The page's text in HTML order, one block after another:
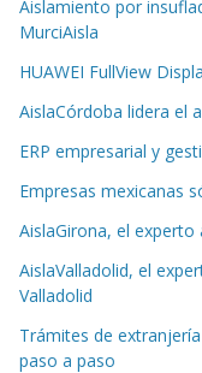
Aislamiento por
MurciAisla
HUAWEI FullView
AislaCórdoba lidera el
ERP empresarial y
Empresas mexicanas
AislaGirona, el
AislaValladolid, el
Valladolid
Trámites de
paso a paso